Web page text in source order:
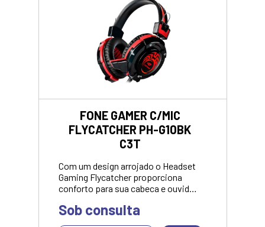
FONE GAMER C/MIC
FLYCATCHER PH-G10BK
C3T
Com um design arrojado o Headset
Gaming Flycatcher proporciona
conforto para sua cabeca e ouvidos
ajustavel e conchas auriculares
Sob consulta